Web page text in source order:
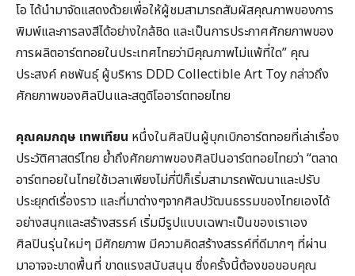
โอ ได้นำมาจัดแสดงด้วยเพื่อให้ผู้ชมสามารถสัมผัสคุณภาพของการ
พิมพ์และการลงสีได้อย่างใกล้ชิด และเป็นการประกาศศักยภาพของ
การผลิตอาร์ตทอยในประเทศไทยว่ามีคุณภาพไม่แพ้ที่ใด” คุณ
ประสงค์ คชพันธุ์ ผู้บริหาร DDD Collectible Art Toy กล่าวถึง
ศักยภาพของศิลปินและสตูดิโออาร์ตทอยไทย
คุณคมกฤษ เทพเทียน หนึ่งในศิลปินผู้บุกเบิกอาร์ตทอยที่เล่าเรื่อง
ประวัติศาสตร์ไทย ย้ำถึงศักยภาพของศิลปินอาร์ตทอยไทยว่า “ตลาด
อาร์ตทอยในไทยใช้เวลาเพียงไม่กี่ปีก็เริ่มสามารถพัฒนาและปรับ
ประยุกต์เรื่องราว และที่มาต่างๆจากศิลปวัฒนธรรมของไทยเองได้
อย่างสนุกและสร้างสรรค์ เริ่มมีรูปแบบเฉพาะเป็นของเราเอง
ศิลปินรุ่นใหม่ๆ มีศักยภาพ มีความคิดสร้างสรรค์ที่ดีมากๆ ที่ผ่าน
มาอาจจะขาดพื้นที่ ขาดแรงสนับสนุน ซึ่งครั้งนี้ต้องขอขอบคุณ